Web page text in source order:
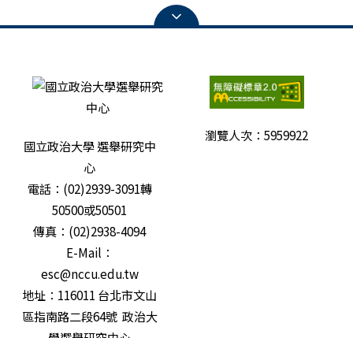
國立政治大學 選舉研究中
心
電話：(02)2939-3091轉
50500或50501
傳真：(02)2938-4094
E-Mail：
esc@nccu.edu.tw
地址：116011 台北市文山
區指南路二段64號 政治大
瀏覽人次：5959922